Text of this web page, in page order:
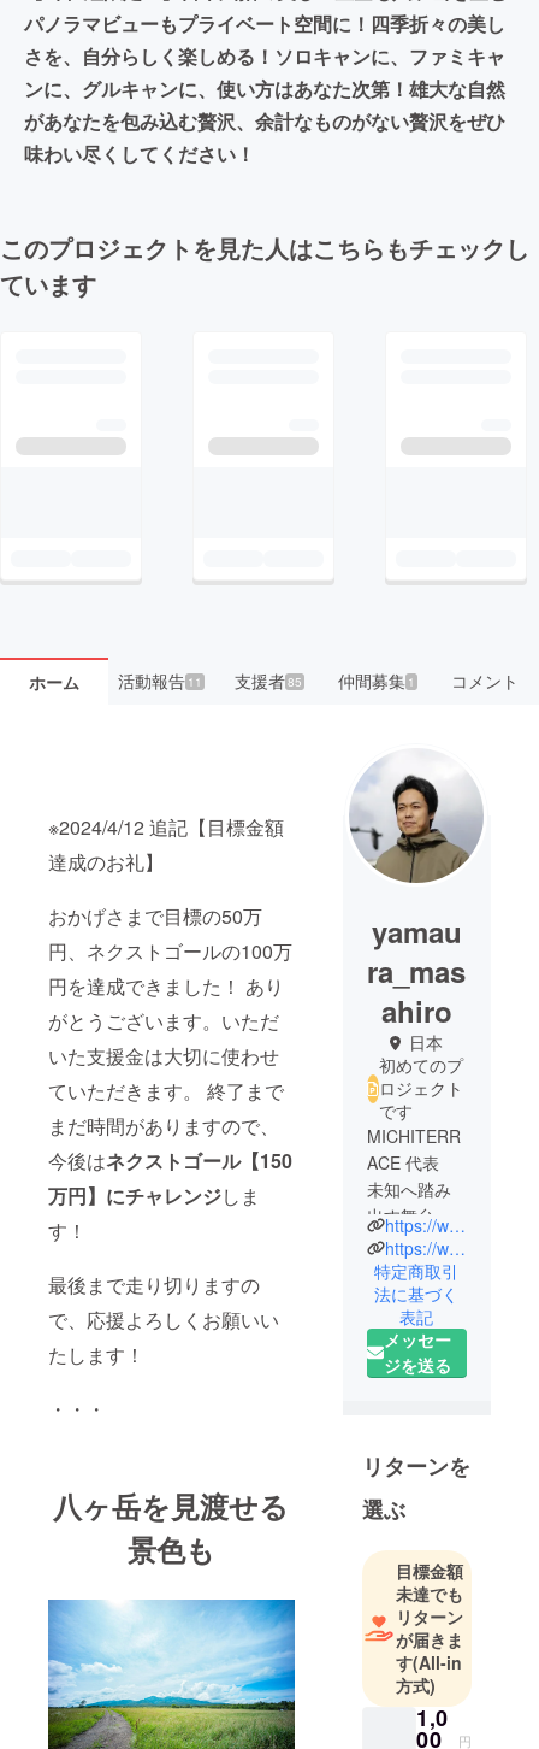
パノラマビューもプライベート空間に！四季折々の美し
さを、自分らしく楽しめる！ソロキャンに、ファミキャ
ンに、グルキャンに、使い方はあなた次第！雄大な自然
があなたを包み込む贅沢、余計なものがない贅沢をぜひ
味わい尽くしてください！
このプロジェクトを見た人はこちらもチェックし
ています
ホーム 活動報告11 支援者85 仲間募集 1 コメント
※2024/4/12 追記【目標金額
達成のお礼】
おかげさまで目標の50万
円、ネクストゴールの100万
円を達成できました！ あり
がとうございます。いただ
いた支援金は大切に使わせ
ていただきます。 終了まで
まだ時間がありますので、
今後はネクストゴール【150
万円】にチャレンジしま
す！
最後まで走り切りますの
で、応援よろしくお願いい
たします！
・・・
八ヶ岳を見渡せる
景色も
yamau
ra_mas
ahiro
日本
初めてのプ
ロジェクト
です
MICHITERR
ACE 代表
未知へ踏み
出す舞台を
創り、発見
と感動へ導
く冒険クリ
エイター
イギリス留
学やカンボ
業の現場、
イベント企
画など様々
とに「現状
に変化を望
み、 未知へ
の期待を持
ち始めた
人」へ挑戦
のきっかけ
https://www.instagram.com/bokuya_bbq_camp/
https://www.facebook.com/masa.sun.9
特定商取引
法に基づく
表記
メッセー
ジを送る
リターンを
選ぶ
目標金額
未達でも
リターン
が届きま
す(All-in
方式)
1,0
00 円